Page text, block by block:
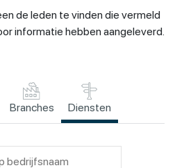
de leden te vinden die vermeld
informatie hebben aangeleverd.
Branches Diensten